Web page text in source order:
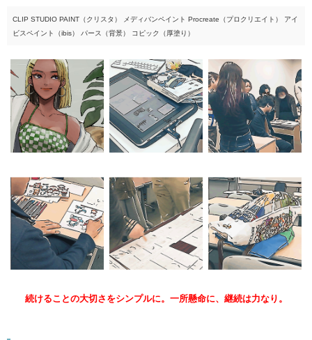
CLIP STUDIO PAINT（クリスタ） メディバンペイント Procreate（プロクリエイト） アイ
ビスペイント（ibis） パース（背景） コピック（厚塗り）
続けることの大切さをシンプルに。一所懸命に、継続は力なり。